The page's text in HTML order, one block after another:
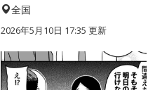
全国
2026年5月10日 17:35 更新